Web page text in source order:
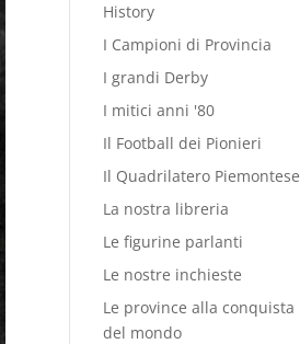
History
I Campioni di Provincia
I grandi Derby
I mitici anni '80
Il Football dei Pionieri
Il Quadrilatero Piemontese
La nostra libreria
Le figurine parlanti
Le nostre inchieste
Le province alla conquista
del mondo